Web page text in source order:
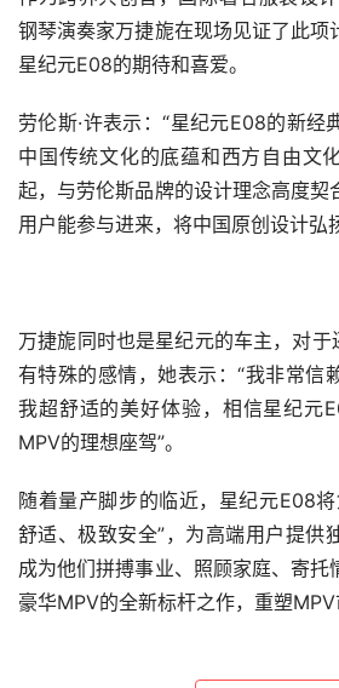
钢琴演奏家万捷旎在现场见证了此项
星纪元E08的期待和喜爱。
劳伦斯·许表示：“星纪元E08的新经
中国传统文化的底蕴和西方自由文
起，与劳伦斯品牌的设计理念高度契
用户能参与进来，将中国原创设计弘
万捷旎同时也是星纪元的车主，对
有特殊的感情，她表示：“我非常信
我超舒适的美好体验，相信星纪元
MPV的理想座驾”。
随着量产脚步的临近，星纪元E08
舒适、极致安全”，为高端用户提供
成为他们拼搏事业、照顾家庭、寄托
豪华MPV的全新标杆之作，重塑MPV